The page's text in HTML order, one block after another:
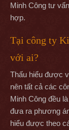
Minh Công tư
hợp.
Tại công ty
với ai?
Thấu hiểu được
nên tất cả các
Minh Công đều
đưa ra phương
hiểu được theo